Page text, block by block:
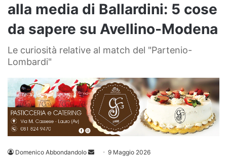
alla media di Ballardini: 5 cose
da sapere su Avellino-Modena
Le curiosità relative al match del "Partenio-
Lombardi"
Domenico Abbondandolo
Invia 9 Maggio 2026